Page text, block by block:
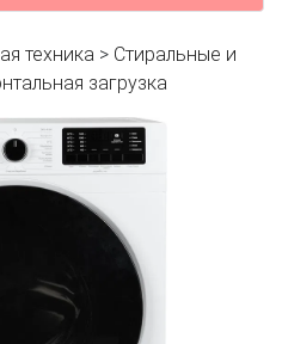
техника > Стиральные и
загрузка